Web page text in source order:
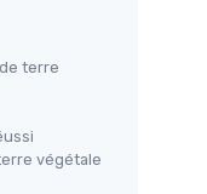
terre
végétale